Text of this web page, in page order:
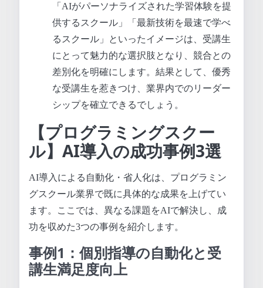
「AIがパーソナライズされた学習体験を提
供するスクール」「最新技術を最速で学べ
るスクール」といったイメージは、受講生
にとって魅力的な選択肢となり、競合との
差別化を明確にします。結果として、優秀
な受講生を惹きつけ、業界内でのリーダー
シップを確立できるでしょう。
【プログラミングスクー
ル】AI導入の成功事例3選
AI導入による自動化・省人化は、プログラミン
グスクール業界で既に具体的な成果を上げてい
ます。ここでは、異なる課題をAIで解決し、成
功を収めた3つの事例を紹介します。
事例1：個別指導の自動化と受
講生満足度向上